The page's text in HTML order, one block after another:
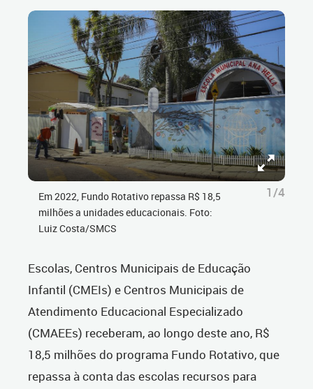
Em 2022, Fundo Rotativo repassa R$ 18,5
milhões a unidades educacionais. Foto:
Luiz Costa/SMCS
1/4
Escolas, Centros Municipais de Educação
Infantil (CMEIs) e Centros Municipais de
Atendimento Educacional Especializado
(CMAEEs) receberam, ao longo deste ano, R$
18,5 milhões do programa Fundo Rotativo, que
repassa à conta das escolas recursos para